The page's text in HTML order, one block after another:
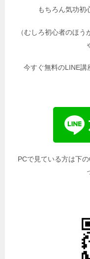
もちろん気功初
（むしろ初心者のほ
今すぐ無料のLINE講
PCで見ている方は下